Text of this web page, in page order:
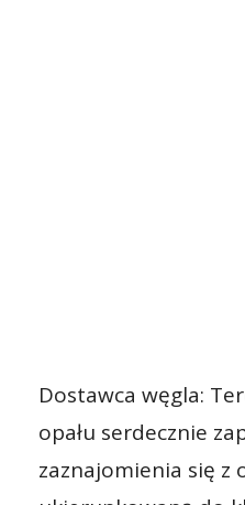
Dostawca węgla:
opału serdecznie
zaznajomienia się z